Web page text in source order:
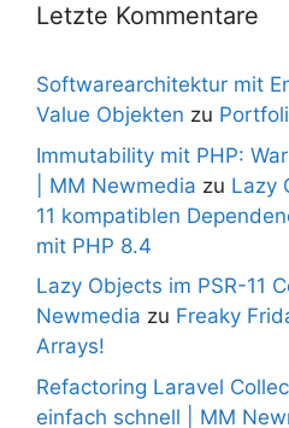
Letzte Kommentare
Softwarearchitektur mit
Value Objekten zu
Immutability mit PHP:
| MM Newmedia zu Lazy
11 kompatiblen
mit PHP 8.4
Lazy Objects im PSR-11
Newmedia zu Freaky
Arrays!
Refactoring Laravel
einfach schnell | MM